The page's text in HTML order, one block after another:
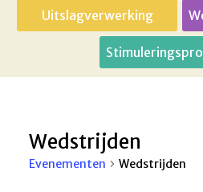
Uitslagverwerking
Wedstrijden
Evenementen Wedstrijden